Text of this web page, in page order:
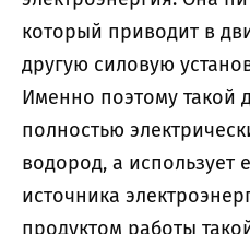
который приводит в
другую силовую
Именно поэтому такой
полностью
водород, а использует
источника
продуктом работы